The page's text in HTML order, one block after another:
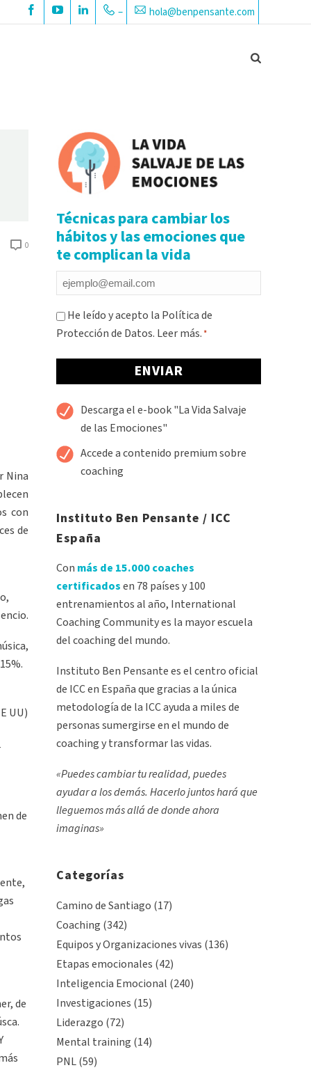
hola@benpensante.com
–
0
Nina
con
de
UU)
de
de
Técnicas para cambiar los
hábitos y las emociones que
te complican la vida
Email
*
Consentimiento
*
He leído y acepto la Política de
Protección de Datos. Leer más.*
Alternative:
Descarga el e-book "La Vida Salvaje
de las Emociones"
Accede a contenido premium sobre
coaching
Instituto Ben Pensante / ICC
España
Con más de 15.000 coaches
certificadosen 78 países y 100
entrenamientos al año, International
Coaching Community es la mayor escuela
del coaching del mundo.
Instituto Ben Pensante es el centro oficial
de ICC en España que gracias a la única
metodología de la ICC ayuda a miles de
personas sumergirse en el mundo de
coaching y transformar las vidas.
«Puedes cambiar tu realidad, puedes
ayudar a los demás. Hacerlo juntos hará que
lleguemos más allá de donde ahora
imaginas»
Categorías
Camino de Santiago (17)
Coaching (342)
Equipos y Organizaciones vivas (136)
Etapas emocionales (42)
Inteligencia Emocional (240)
Investigaciones (15)
Liderazgo (72)
Mental training (14)
PNL(59)